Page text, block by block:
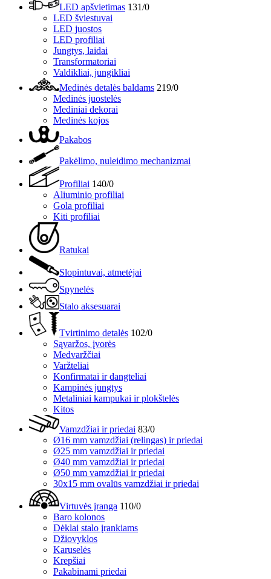
LED apšvietimas 131/0
LED šviestuvai
LED juostos
LED profiliai
Jungtys, laidai
Transformatoriai
Valdikliai, jungikliai
Medinės detalės baldams 219/0
Medinės juostelės
Mediniai dekorai
Medinės kojos
Pakabos
Pakėlimo, nuleidimo mechanizmai
Profiliai 140/0
Aliuminio profiliai
Gola profiliai
Kiti profiliai
Ratukai
Slopintuvai, atmetėjai
Spynelės
Stalo aksesuarai
Tvirtinimo detalės 102/0
Sąvaržos, įvorės
Medvaržčiai
Varžteliai
Konfirmatai ir dangteliai
Kampinės jungtys
Metaliniai kampukai ir plokštelės
Kitos
Vamzdžiai ir priedai 83/0
Ø16 mm vamzdžiai (relingas) ir priedai
Ø25 mm vamzdžiai ir priedai
Ø40 mm vamzdžiai ir priedai
Ø50 mm vamzdžiai ir priedai
30x15 mm ovalūs vamzdžiai ir priedai
Virtuvės įranga 110/0
Baro kolonos
Dėklai stalo įrankiams
Džiovyklos
Karuselės
Krepšiai
Pakabinami priedai